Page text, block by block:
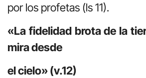
por los profetas (ls 11).
«La fidelidad brota de la
mira desde
el cielo» (v.12)